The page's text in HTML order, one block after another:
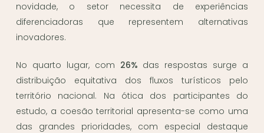
novidade, o setor necessita de experiências
diferenciadoras que representem alternativas
inovadores.
No quarto lugar, com 26% das respostas surge a
distribuição equitativa dos fluxos turísticos pelo
território nacional. Na ótica dos participantes do
estudo, a coesão territorial apresenta-se como uma
das grandes prioridades, com especial destaque